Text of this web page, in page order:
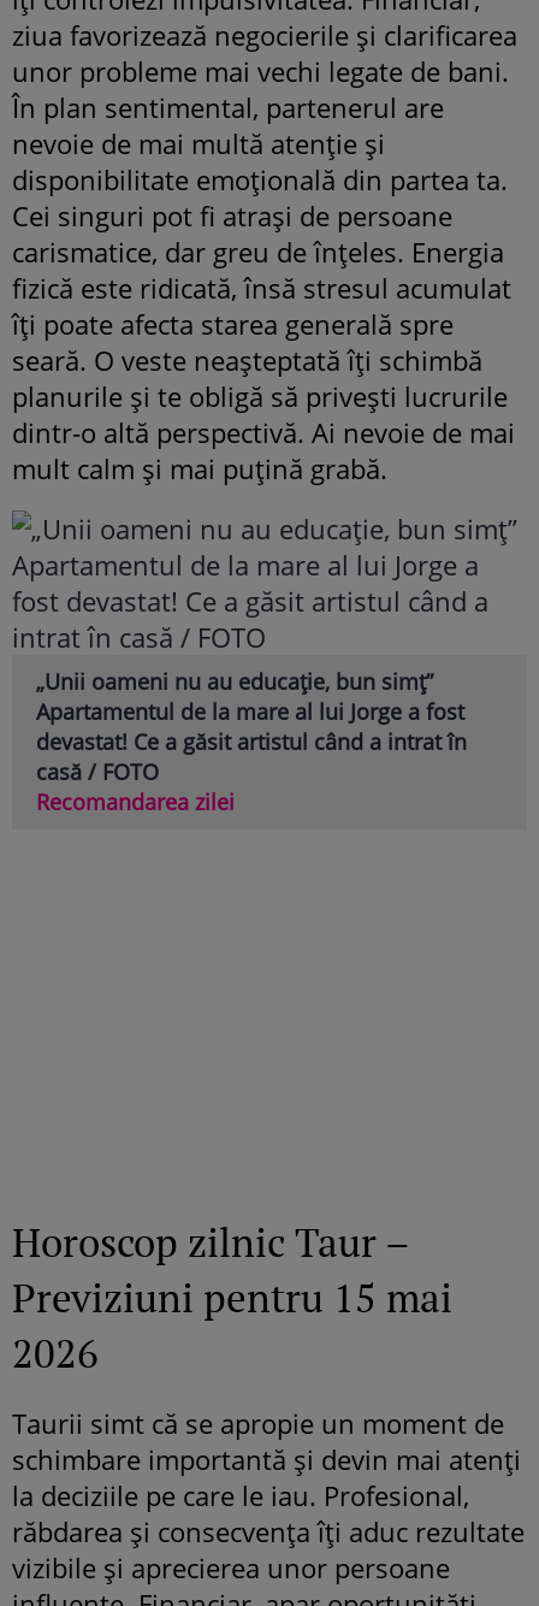
ziua favorizează negocierile și clarificarea
unor probleme mai vechi legate de bani.
În plan sentimental, partenerul are
nevoie de mai multă atenție și
disponibilitate emoțională din partea ta.
Cei singuri pot fi atrași de persoane
carismatice, dar greu de înțeles. Energia
fizică este ridicată, însă stresul acumulat
îți poate afecta starea generală spre
seară. O veste neașteptată îți schimbă
planurile și te obligă să privești lucrurile
dintr-o altă perspectivă. Ai nevoie de mai
mult calm și mai puțină grabă.
„Unii oameni nu au educație, bun simț”
Apartamentul de la mare al lui Jorge a fost
devastat! Ce a găsit artistul când a intrat în
casă / FOTO
Recomandarea zilei
Horoscop zilnic Taur –
Previziuni pentru 15 mai
2026
Taurii simt că se apropie un moment de
schimbare importantă și devin mai atenți
la deciziile pe care le iau. Profesional,
răbdarea și consecvența îți aduc rezultate
vizibile și aprecierea unor persoane